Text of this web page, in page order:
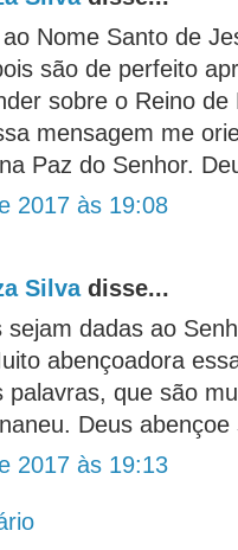
Nome Santo de
são de perfeito
sobre o Reino
mensagem me
Paz do Senhor.
2017 às 19:08
Silvadisse...
sejam dadas ao
abençoadora
palavras, que são
Deus
2017 às 19:13